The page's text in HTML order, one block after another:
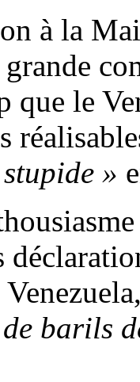
à la
que le
»
barils